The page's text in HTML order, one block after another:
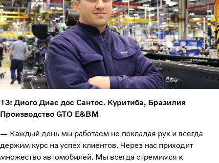
13: Диого Диас дос Сантос. Куритиба, Бразилия
Производство GTO E&BM
— Каждый день мы работаем не покладая рук и всегда
держим курс на успех клиентов. Через нас приходит
множество автомобилей. Мы всегда стремимся к